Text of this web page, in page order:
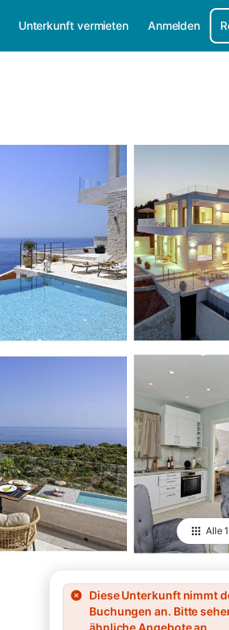
Unterkunft vermieten Anmelden
Alle
Diese Unterkunft nimmt
Buchungen an. Bitte
ähnliche Angebote an.